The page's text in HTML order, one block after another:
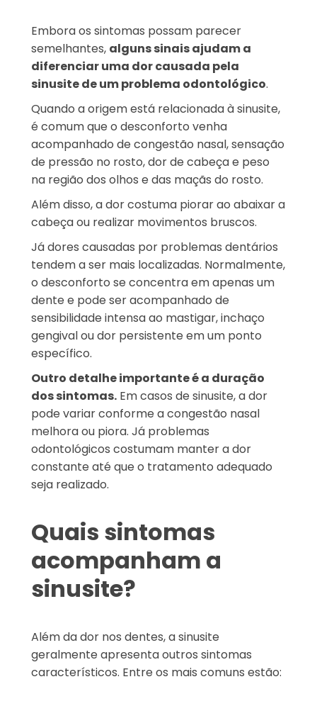
Embora os sintomas possam parecer
semelhantes, alguns sinais ajudam a
diferenciar uma dor causada pela
sinusite de um problema odontológico.
Quando a origem está relacionada à sinusite,
é comum que o desconforto venha
acompanhado de congestão nasal, sensação
de pressão no rosto, dor de cabeça e peso
na região dos olhos e das maçãs do rosto.
Além disso, a dor costuma piorar ao abaixar a
cabeça ou realizar movimentos bruscos.
Já dores causadas por problemas dentários
tendem a ser mais localizadas. Normalmente,
o desconforto se concentra em apenas um
dente e pode ser acompanhado de
sensibilidade intensa ao mastigar, inchaço
gengival ou dor persistente em um ponto
específico.
Outro detalhe importante é a duração
dos sintomas. Em casos de sinusite, a dor
pode variar conforme a congestão nasal
melhora ou piora. Já problemas
odontológicos costumam manter a dor
constante até que o tratamento adequado
seja realizado.
Quais sintomas
acompanham a
sinusite?
Além da dor nos dentes, a sinusite
geralmente apresenta outros sintomas
característicos. Entre os mais comuns estão: